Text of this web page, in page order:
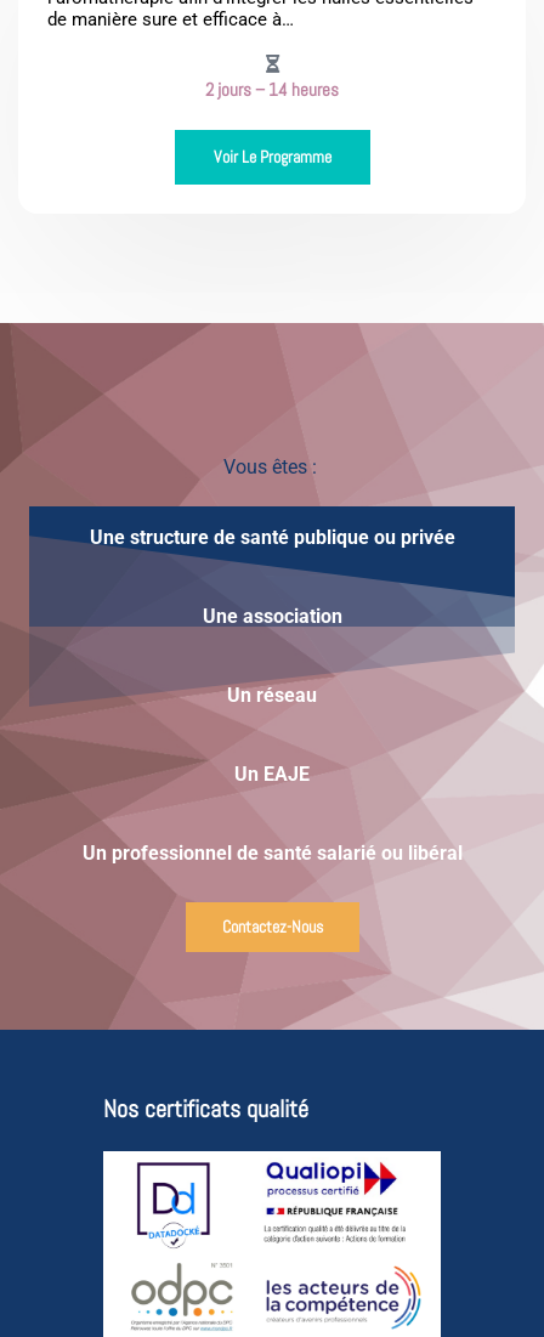
de manière sure et efficace à…
2 jours – 14 heures
Voir Le Programme
Vous êtes :
Une structure de santé publique ou privée
Une association
Un réseau
Un EAJE
Un professionnel de santé salarié ou libéral
Contactez-Nous
Nos certificats qualité